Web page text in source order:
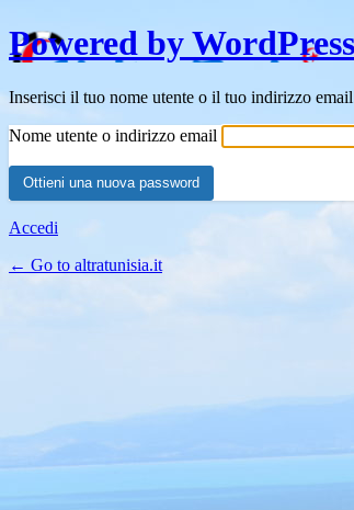
Powered by WordPress
Inserisci il tuo nome utente o il tuo indirizzo
Nome utente o indirizzo email
Accedi
← Go to altratunisia.it